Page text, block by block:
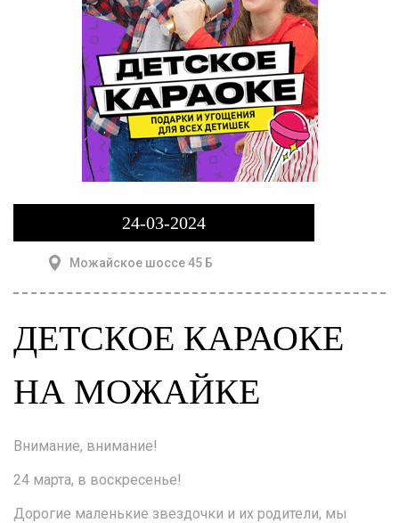
24-03-2024
Можайское шоссе 45 Б
ДЕТСКОЕ КАРАОКЕ
НА МОЖАЙКЕ
Внимание, внимание!
24 марта, в воскресенье!
Дорогие маленькие звездочки и их родители, мы